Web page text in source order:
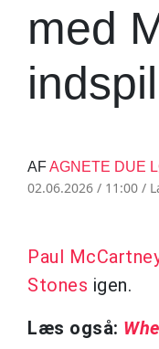
med
AFAGNETE DUE
02.06.2026 / 11:00 /
Paul
Stones igen.
Læs også: